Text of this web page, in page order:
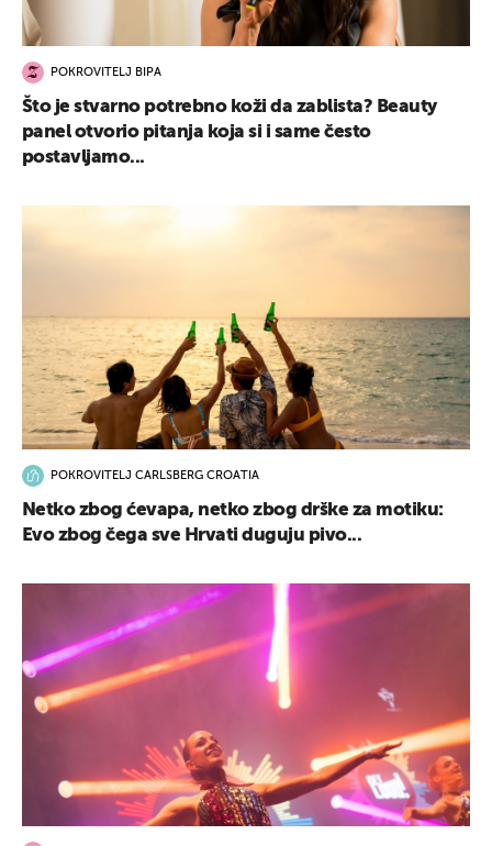
POKROVITELJ BIPA
Što je stvarno potrebno koži da zablista? Beauty
panel otvorio pitanja koja si i same često
postavljamo...
POKROVITELJ CARLSBERG CROATIA
Netko zbog ćevapa, netko zbog drške za motiku:
Evo zbog čega sve Hrvati duguju pivo...